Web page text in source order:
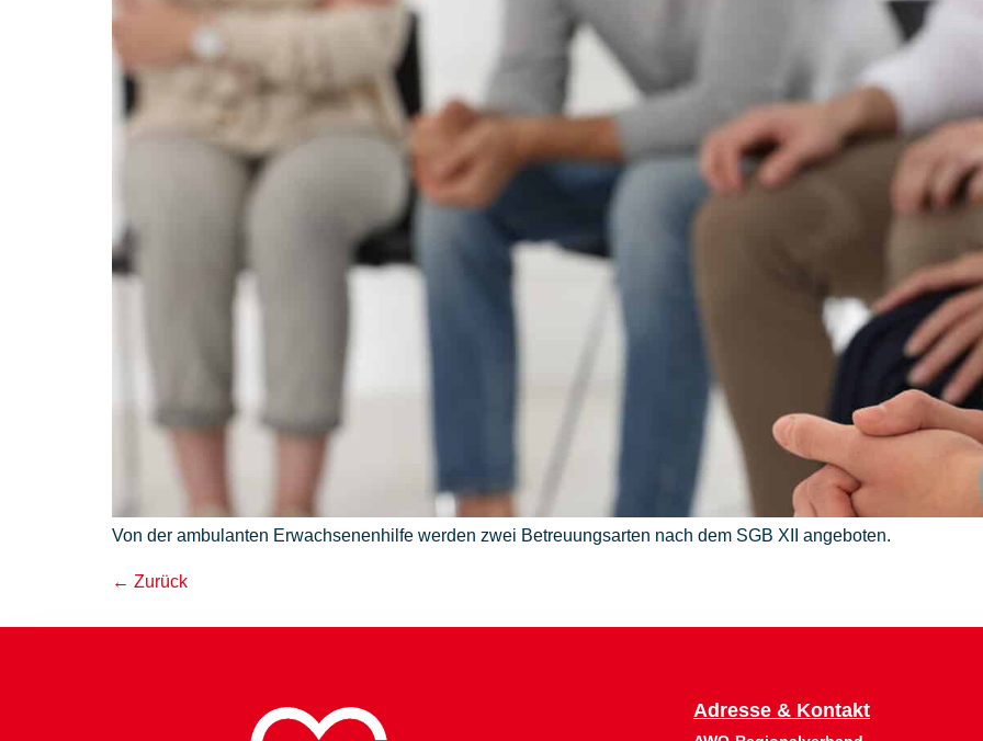
Von der ambulanten Erwachsenenhilfe werden zwei Betreuungsarten nach dem SGB XII angeboten.
← Zurück
Adresse & Kontakt